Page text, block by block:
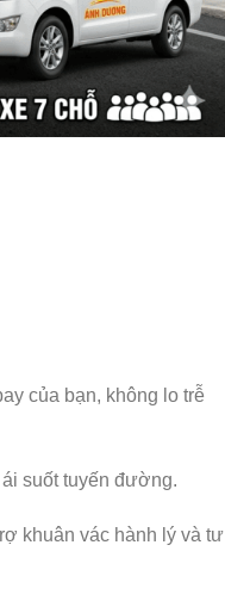
của bạn, không lo trễ
suốt tuyến đường.
khuân vác hành lý và tư